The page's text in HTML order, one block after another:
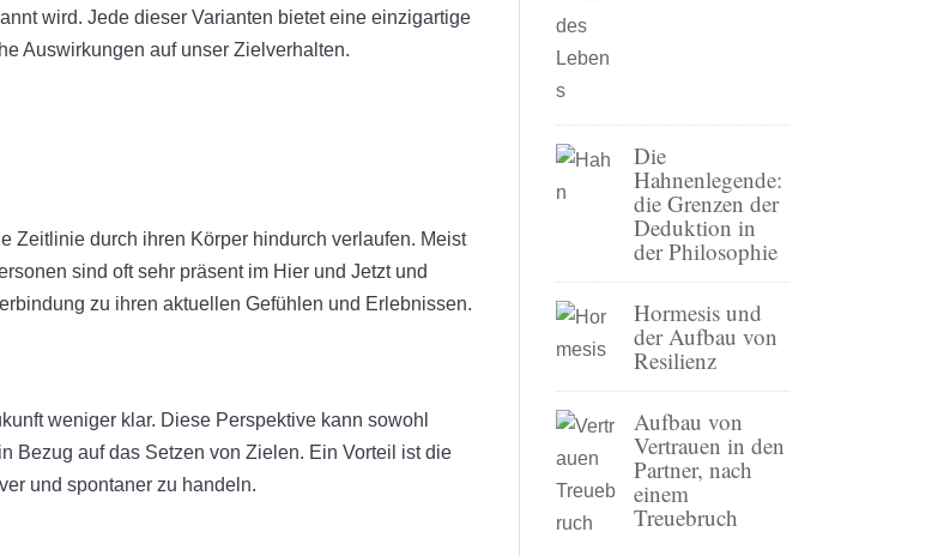
wird. Jede dieser Varianten bietet eine einzigartige
Auswirkungen auf unser Zielverhalten.
Zeitlinie durch ihren Körper hindurch verlaufen. Meist
sind oft sehr präsent im Hier und Jetzt und
zu ihren aktuellen Gefühlen und Erlebnissen.
weniger klar. Diese Perspektive kann sowohl
Bezug auf das Setzen von Zielen. Ein Vorteil ist die
und spontaner zu handeln.
Die
Hahnenlegende:
die Grenzen der
Deduktion in
der Philosophie
Hormesis und
der Aufbau von
Resilienz
Aufbau von
Vertrauen in den
Partner, nach
einem
Treuebruch